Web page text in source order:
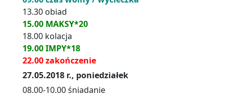
13.30 obiad
15.00 MAKSY*20
18.00 kolacja
19.00 IMPY*18
22.00 zakończenie
27.05.2018 r., poniedziałek
08.00-10.00 śniadanie